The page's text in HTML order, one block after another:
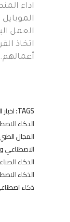
اداء
العمل
اتخاذ
أعمالهم.
TAGS:
الذكاء
المجال الطبي
الاصطناعي
الذكاء
الذكاء
ذكاء